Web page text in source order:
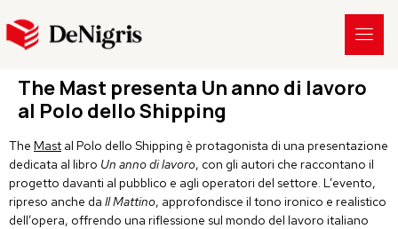
The Mast presenta Un anno di lavoro
al Polo dello Shipping
The Mast al Polo dello Shipping è protagonista di una presentazione
dedicata al libro Un anno di lavoro, con gli autori che raccontano il
progetto davanti al pubblico e agli operatori del settore. L’evento,
ripreso anche da Il Mattino, approfondisce il tono ironico e realistico
dell’opera, offrendo una riflessione sul mondo del lavoro italiano